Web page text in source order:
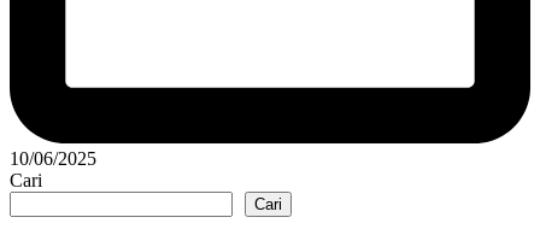
10/06/2025
Cari
Cari